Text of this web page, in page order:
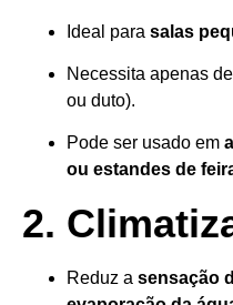
Ideal para salas
Necessita apenas de
ou duto).
Pode ser usado em
ou estandes de
2.
Reduz a sensação